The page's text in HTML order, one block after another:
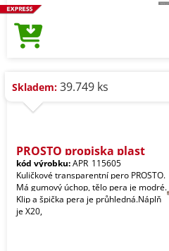
Skladem: 39.749 ks
PROSTO propiska plast
kód výrobku:APR_115605
Kuličkové transparentní pero PROSTO.
Má gumový úchop, tělo pera je modré.
Klip a špička pera je průhledná.Náplň
je X20,